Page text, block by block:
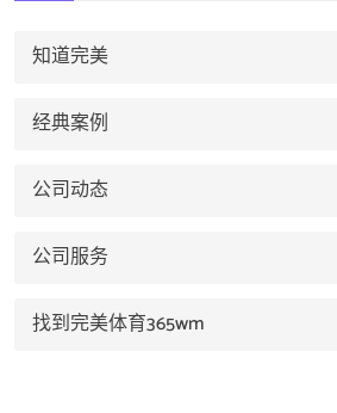
知道完美
经典案例
公司动态
公司服务
找到完美体育365wm